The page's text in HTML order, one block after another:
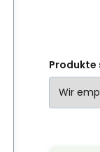
Produkte